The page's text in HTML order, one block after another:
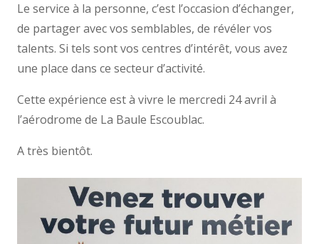
Le service à la personne, c’est l’occasion d’échanger,
de partager avec vos semblables, de révéler vos
talents. Si tels sont vos centres d’intérêt, vous avez
une place dans ce secteur d’activité.
Cette expérience est à vivre le mercredi 24 avril à
l’aérodrome de La Baule Escoublac.
A très bientôt.